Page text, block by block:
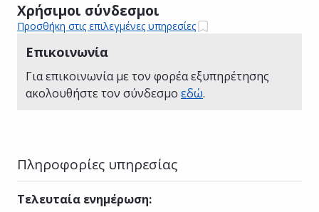
Χρήσιμοι σύνδεσμοι
Προσθήκη στις επιλεγμένες υπηρεσίες
Επικοινωνία
Για επικοινωνία με τον φορέα εξυπηρέτησης
ακολουθήστε τον σύνδεσμο εδώ.
Πληροφορίες υπηρεσίας
Τελευταία ενημέρωση: